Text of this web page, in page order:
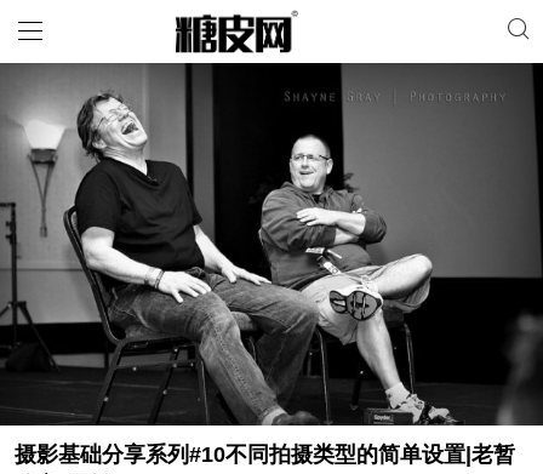
摄影基础分享系列#10不同拍摄类型的简单设置|老暂